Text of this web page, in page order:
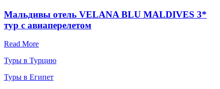
Мальдивы отель VELANA BLU MALDIVES 3*
тур с авиаперелетом
Read More
Туры в Турцию
Туры в Египет